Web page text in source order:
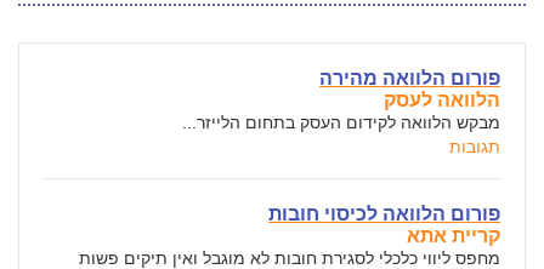
פורום הלוואה מהירה
הלוואה לעסק
מבקש הלוואה לקידום העסק בתחום הלייזר...
תגובות
פורום הלוואה לכיסוי חובות
קריית אתא
מחפס ליווי כלכלי לסגירת חובות לא מוגבל ואין תיקים פשות